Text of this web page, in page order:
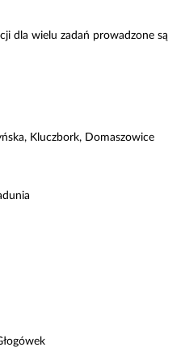
dla wielu zadań prowadzone są
Kluczbork, Domaszowice